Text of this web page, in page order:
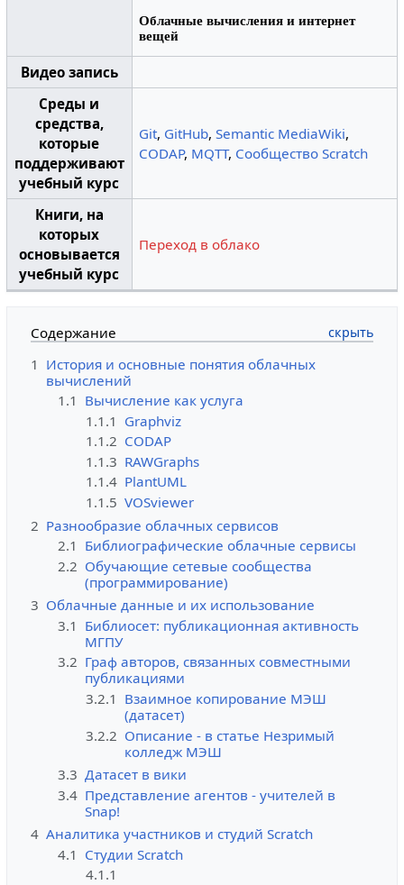
Облачные вычисления и интернет
вещей
Видео запись
Среды и
средства,
которые
поддерживают
учебный курс
Git, GitHub,Semantic MediaWiki,
CODAP, MQTT, Сообщество Scratch
Книги, на
которых
основывается
учебный курс
Переход в облако
Содержание
1 История и основные понятия облачных
вычислений
1.1 Вычисление как услуга
1.1.1 Graphviz
1.1.2 CODAP
1.1.3 RAWGraphs
1.1.4 PlantUML
1.1.5 VOSviewer
2 Разнообразие облачных сервисов
2.1 Библиографические облачные сервисы
2.2 Обучающие сетевые сообщества
(программирование)
3 Облачные данные и их использование
3.1 Библиосет: публикационная активность
МГПУ
3.2 Граф авторов, связанных совместными
публикациями
3.2.1 Взаимное копирование МЭШ
(датасет)
3.2.2 Описание - в статье Незримый
колледж МЭШ
3.3 Датасет в вики
3.4 Представление агентов - учителей в
Snap!
4 Аналитика участников и студий Scratch
4.1 Студии Scratch
4.1.1